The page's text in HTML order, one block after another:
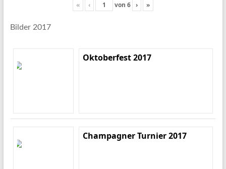
« ‹ von 6 › »
Bilder 2017
Oktoberfest 2017
Champagner Turnier 2017